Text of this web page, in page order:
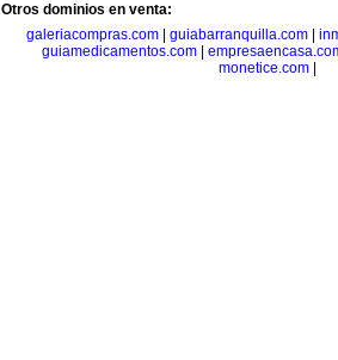
Otros dominios en venta:
galeriacompras.com
guiabarranquilla.com
guiamedicamentos.com|
monetice.com